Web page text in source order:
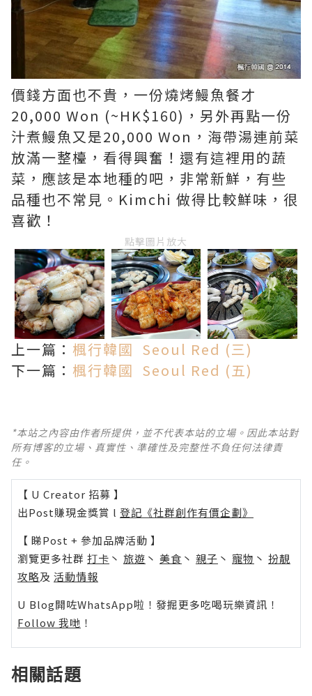
價錢方面也不貴，一份燒烤鰻魚餐才
20,000 Won (~HK$160)，另外再點一份
汁煮鰻魚又是20,000 Won，海帶湯連前菜
放滿一整檯，看得興奮！還有這裡用的蔬
菜，應該是本地種的吧，非常新鮮，有些
品種也不常見。Kimchi 做得比較鮮味，很
喜歡！
點擊圖片放大
上一篇： 楓行韓國 Seoul Red (三)
下一篇： 楓行韓國 Seoul Red (五)
*本站之內容由作者所提供，並不代表本站的立場。因此本站對
所有博客的立場、真實性、準確性及完整性不負任何法律責
任。
【 U Creator 招募 】
出Post賺現金獎賞 l 登記《社群創作有價企劃》
【 睇Post + 參加品牌活動 】
瀏覽更多社群 打卡 丶 旅遊 丶 美食 丶 親子 丶 寵物 丶 扮靚
攻略及 活動情報
U Blog開咗WhatsApp啦！發掘更多吃喝玩樂資訊！
Follow 我哋 ！
相關話題